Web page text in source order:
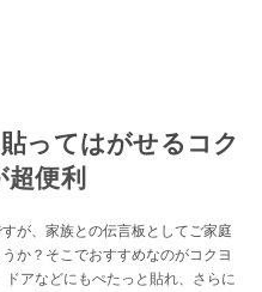
ってはがせるコク
便利
が、家族との伝言板としてご家庭
か？そこでおすすめなのがコクヨ
アなどにもぺたっと貼れ、さらに